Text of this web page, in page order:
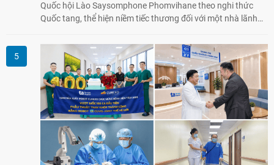
Quốc hội Lào Saysomphone Phomvihane theo nghi thức
Quốc tang, thể hiện niềm tiếc thương đối với một nhà lãnh
nghị vĩ đại, đoàn kết đặc biệt Việt Nam - Lào.